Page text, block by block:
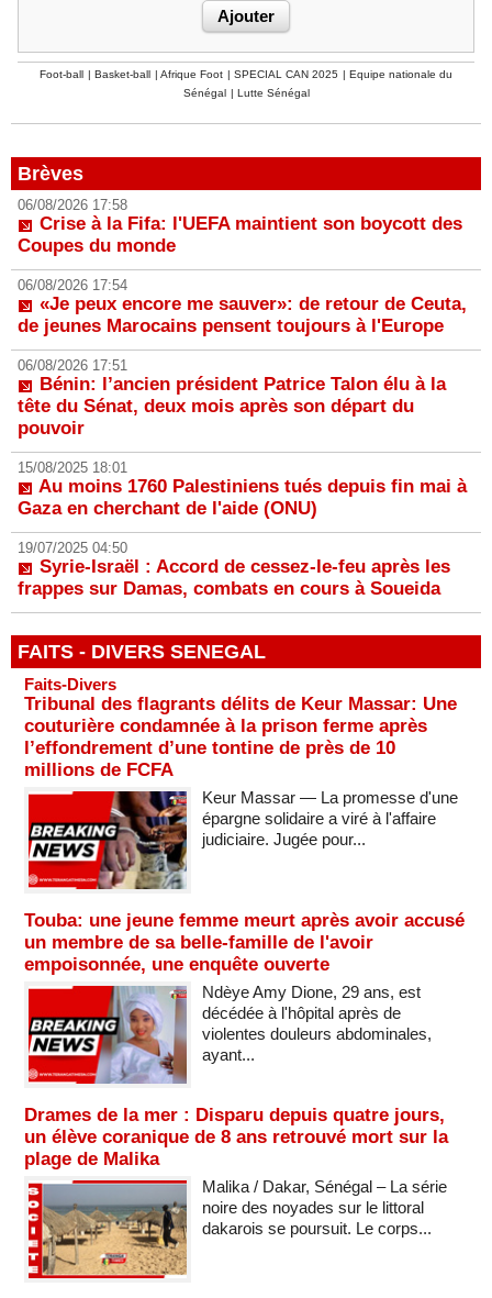
Foot-ball | Basket-ball | Afrique Foot | SPECIAL CAN 2025 | Equipe nationale du
Sénégal | Lutte Sénégal
Brèves
06/08/2026 17:58
Crise à la Fifa: l'UEFA maintient son boycott des
Coupes du monde
06/08/2026 17:54
«Je peux encore me sauver»: de retour de Ceuta,
de jeunes Marocains pensent toujours à l'Europe
06/08/2026 17:51
Bénin: l’ancien président Patrice Talon élu à la
tête du Sénat, deux mois après son départ du
pouvoir
15/08/2025 18:01
Au moins 1760 Palestiniens tués depuis fin mai à
Gaza en cherchant de l'aide (ONU)
19/07/2025 04:50
Syrie-Israël : Accord de cessez-le-feu après les
frappes sur Damas, combats en cours à Soueida
FAITS - DIVERS SENEGAL
Faits-Divers
Tribunal des flagrants délits de Keur Massar: Une
couturière condamnée à la prison ferme après
l’effondrement d’une tontine de près de 10
millions de FCFA
Keur Massar — La promesse d'une
épargne solidaire a viré à l'affaire
judiciaire. Jugée pour...
Touba: une jeune femme meurt après avoir accusé
un membre de sa belle-famille de l'avoir
empoisonnée, une enquête ouverte
Ndèye Amy Dione, 29 ans, est
décédée à l'hôpital après de
violentes douleurs abdominales,
ayant...
Drames de la mer : Disparu depuis quatre jours,
un élève coranique de 8 ans retrouvé mort sur la
plage de Malika
Malika / Dakar, Sénégal – La série
noire des noyades sur le littoral
dakarois se poursuit. Le corps...